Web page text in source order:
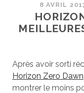
8 AVRIL
Après avoir sorti
Horizon Zero Dawn
montrer le moins